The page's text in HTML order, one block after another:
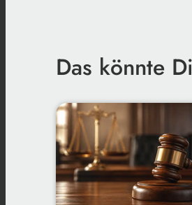
Das könnte